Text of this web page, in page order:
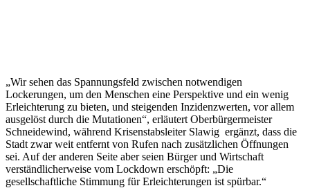
„Wir sehen das Spannungsfeld zwischen notwendigen
Lockerungen, um den Menschen eine Perspektive und ein wenig
Erleichterung zu bieten, und steigenden Inzidenzwerten, vor allem
ausgelöst durch die Mutationen“, erläutert Oberbürgermeister
Schneidewind, während Krisenstabsleiter Slawig ergänzt, dass die
Stadt zwar weit entfernt von Rufen nach zusätzlichen Öffnungen
sei. Auf der anderen Seite aber seien Bürger und Wirtschaft
verständlicherweise vom Lockdown erschöpft: „Die
gesellschaftliche Stimmung für Erleichterungen ist spürbar.“